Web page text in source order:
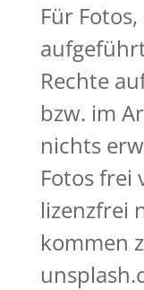
Für
Rechte
bzw. im
nichts
Fotos frei
lizenzfrei
kommen